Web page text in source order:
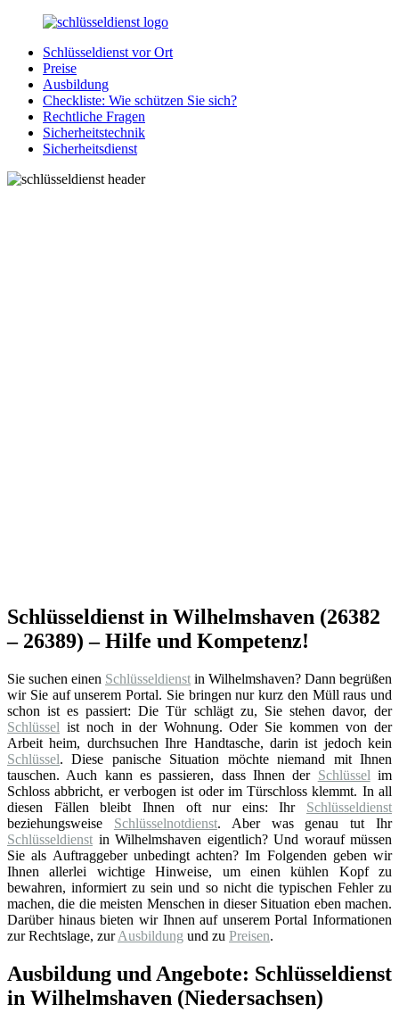
Zurück
Inhalt
SchluesseldienstDirekt.de
Ihre
Notlage
wird
gelöst!
Schlüsseldienst vor Ort
Preise
Ausbildung
Checkliste: Wie schützen Sie sich?
Rechtliche Fragen
Sicherheitstechnik
Sicherheitsdienst
Schlüsseldienst in Wilhelmshaven (26382
– 26389) – Hilfe und Kompetenz!
Sie suchen einen Schlüsseldienst in Wilhelmshaven? Dann begrüßen
wir Sie auf unserem Portal. Sie bringen nur kurz den Müll raus und
schon ist es passiert: Die Tür schlägt zu, Sie stehen davor, der
Schlüssel ist noch in der Wohnung. Oder Sie kommen von der
Arbeit heim, durchsuchen Ihre Handtasche, darin ist jedoch kein
Schlüssel. Diese panische Situation möchte niemand mit Ihnen
tauschen. Auch kann es passieren, dass Ihnen der Schlüssel im
Schloss abbricht, er verbogen ist oder im Türschloss klemmt. In all
diesen Fällen bleibt Ihnen oft nur eins: Ihr Schlüsseldienst
beziehungsweise Schlüsselnotdienst. Aber was genau tut Ihr
Schlüsseldienst in Wilhelmshaven eigentlich? Und worauf müssen
Sie als Auftraggeber unbedingt achten? Im Folgenden geben wir
Ihnen allerlei wichtige Hinweise, um einen kühlen Kopf zu
bewahren, informiert zu sein und so nicht die typischen Fehler zu
machen, die die meisten Menschen in dieser Situation eben machen.
Darüber hinaus bieten wir Ihnen auf unserem Portal Informationen
zur Rechtslage, zurAusbildung und zu Preisen.
Ausbildung und Angebote: Schlüsseldienst
in Wilhelmshaven (Niedersachsen)